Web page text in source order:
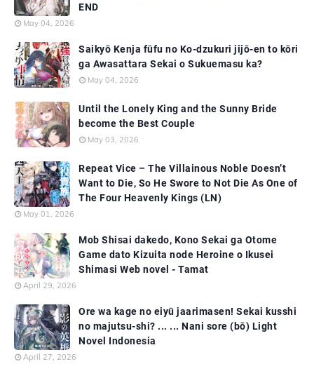
END
May 04, 2026
Saikyō Kenja fūfu no Ko-dzukuri jijō-en to kōri
ga Awasattara Sekai o Sukuemasu ka?
May 04, 2026
Until the Lonely King and the Sunny Bride
become the Best Couple
May 03, 2026
Repeat Vice – The Villainous Noble Doesn’t
Want to Die, So He Swore to Not Die As One of
The Four Heavenly Kings (LN)
May 01, 2026
Mob Shisai dakedo, Kono Sekai ga Otome
Game dato Kizuita node Heroine o Ikusei
Shimasi Web novel - Tamat
April 29, 2026
Ore wa kage no eiyū jaarimasen! Sekai kusshi
no majutsu-shi? ... ... Nani sore (bō) Light
Novel Indonesia
April 27, 2026